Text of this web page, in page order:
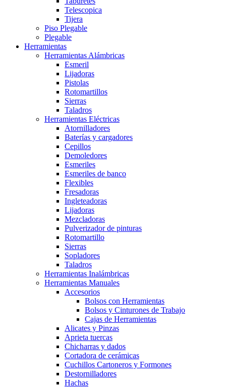
Telescopica
Tijera
Piso Plegable
Plegable
Herramientas
Herramientas Alámbricas
Esmeril
Lijadoras
Pistolas
Rotomartillos
Sierras
Taladros
Herramientas Eléctricas
Atornilladores
Baterías y cargadores
Cepillos
Demoledores
Esmeriles
Esmeriles de banco
Flexibles
Fresadoras
Ingleteadoras
Lijadoras
Mezcladoras
Pulverizador de pinturas
Rotomartillo
Sierras
Sopladores
Taladros
Herramientas Inalámbricas
Herramientas Manuales
Accesorios
Bolsos con Herramientas
Bolsos y Cinturones de Trabajo
Cajas de Herramientas
Alicates y Pinzas
Aprieta tuercas
Chicharras y dados
Cortadora de cerámicas
Cuchillos Cartoneros y Formones
Destornilladores
Hachas